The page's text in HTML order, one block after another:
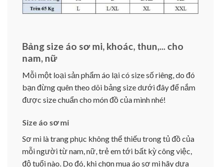
Bảng size áo sơ mi, khoác, thun,... cho
nam, nữ
Mỗi một loại sản phẩm áo lại có size số riêng, do đó
bạn đừng quên theo dõi bảng size dưới đây để nắm
được size chuẩn cho món đồ của mình nhé!
Size áo sơ mi
Sơ mi là trang phục không thể thiếu trong tủ đồ của
mỗi người từ nam, nữ, trẻ em tới bất kỳ công việc,
độ tuổi nào. Do đó, khi chọn mua áo sơ mi hãy dựa